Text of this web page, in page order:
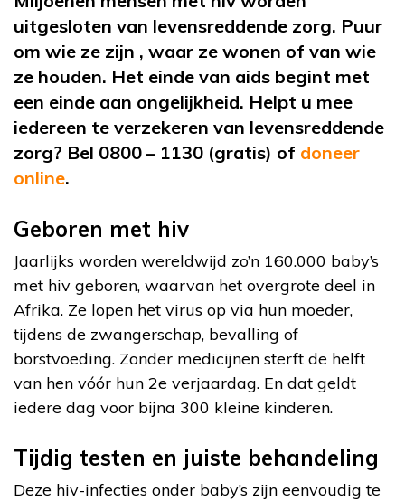
uitgesloten van levensreddende zorg. Puur
om wie ze zijn , waar ze wonen of van wie
ze houden. Het einde van aids begint met
een einde aan ongelijkheid. Helpt u mee
iedereen te verzekeren van levensreddende
zorg? Bel 0800 – 1130 (gratis) of doneer
online.
Geboren met hiv
Jaarlijks worden wereldwijd zo’n 160.000 baby’s
met hiv geboren, waarvan het overgrote deel in
Afrika. Ze lopen het virus op via hun moeder,
tijdens de zwangerschap, bevalling of
borstvoeding. Zonder medicijnen sterft de helft
van hen vóór hun 2e verjaardag. En dat geldt
iedere dag voor bijna 300 kleine kinderen.
Tijdig testen en juiste behandeling
Deze hiv-infecties onder baby’s zijn eenvoudig te